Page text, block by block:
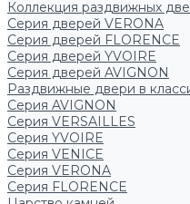
Коллекция раздвижных
Серия дверей VERONA
Серия дверей FLORENCE
Серия дверей YVOIRE
Серия дверей AVIGNON
Раздвижные двери в
Серия AVIGNON
Серия VERSAILLES
Серия YVOIRE
Серия VENICE
Серия VERONA
Серия FLORENCE